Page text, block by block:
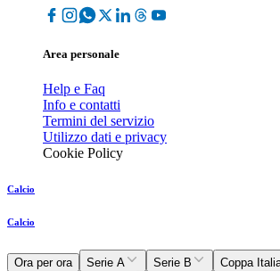
Area personale
Help e Faq
Info e contatti
Termini del servizio
Utilizzo dati e privacy
Cookie Policy
Calcio
Calcio
Ora per ora Serie A Serie B
Coppa